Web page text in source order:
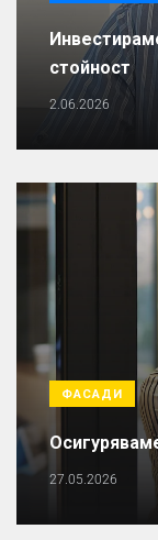
стойност
2.06.2026
ФАСАДИ
27.05.2026